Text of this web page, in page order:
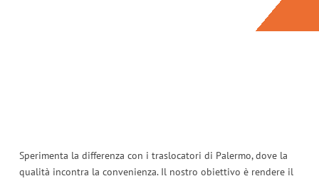
Sperimenta la differenza con i traslocatori di Palermo, dove la
qualità incontra la convenienza. Il nostro obiettivo è rendere il